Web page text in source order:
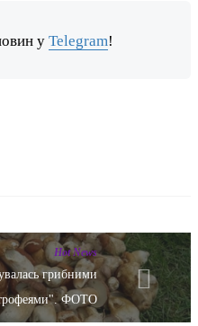
уTelegram!
Hot News
грибними
ФОТО